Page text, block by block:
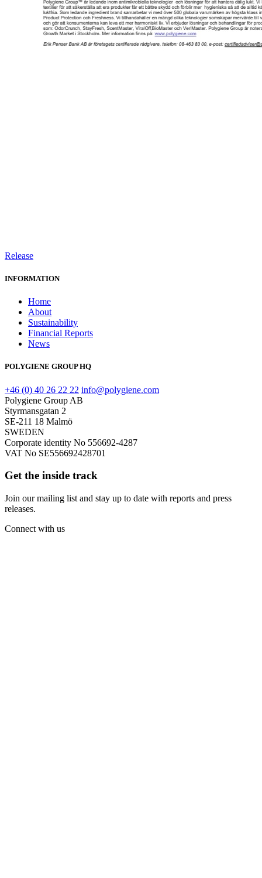
Release
INFORMATION
Home
About
Sustainability
Financial Reports
News
POLYGIENE GROUP HQ
+46 (0) 40 26 22 22 info@polygiene.com
Polygiene Group AB
Styrmansgatan 2
SE-211 18 Malmö
SWEDEN
Corporate identity No 556692-4287
VAT No SE556692428701
Get the inside track
Join our mailing list and stay up to date with reports and press
releases.
Connect with us